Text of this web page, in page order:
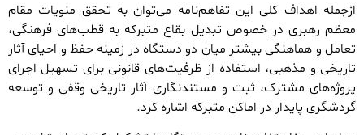
ازجمله اهداف کلی این تفاهم‌نامه می‌توان به تحقق منویات مقام
معظم رهبری در خصوص تبدیل بقاع متبرکه به قطب‌های فرهنگی،
تعامل و هماهنگی بیشتر میان دو دستگاه در زمینه حفظ و احیای آثار
تاریخی و مذهبی، استفاده از ظرفیت‌های قانونی برای تسهیل اجرای
پروژه‌های مشترک، ثبت و مستندنگاری آثار تاریخی وقفی و توسعه
گردشگری پایدار در اماکن متبرکه اشاره کرد.